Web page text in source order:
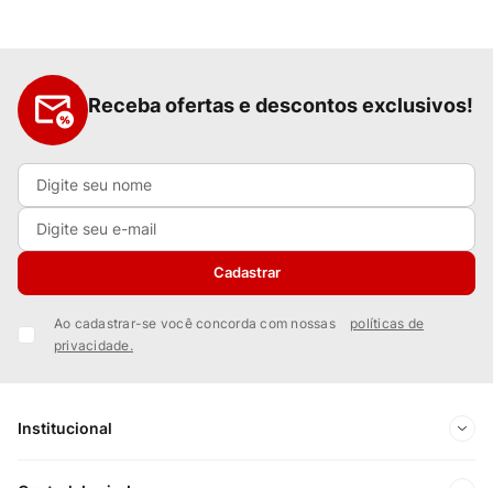
Receba ofertas e descontos exclusivos!
Cadastrar
Ao cadastrar-se você concorda com nossas
políticas de
privacidade.
Institucional
Sobre Nós